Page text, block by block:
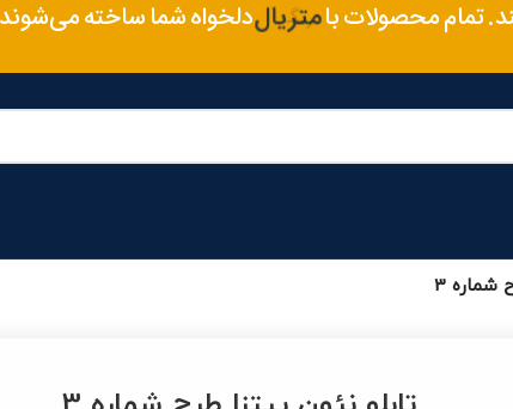
تمام محصولات باسایزمتریال
دلخواه شما ساخته می‌شوند.
شماره 3